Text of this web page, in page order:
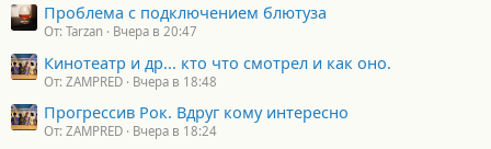
Проблема с подключением блютуза
От: Tarzan Вчера в 20:47
Кинотеатр и др... кто что смотрел и как оно.
От: ZAMPRED Вчера в 18:48
Прогрессив Рок. Вдруг кому интересно
От: ZAMPRED Вчера в 18:24